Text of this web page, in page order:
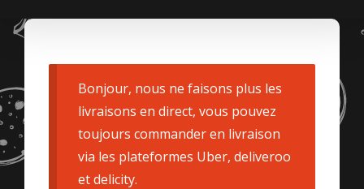
Bonjour, nous ne faisons plus les
livraisons en direct, vous pouvez
toujours commander en livraison
via les plateformes Uber, deliveroo
et delicity.